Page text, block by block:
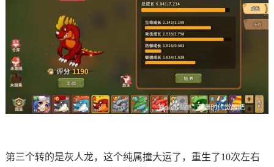
第三个转的是灰人龙，这个纯属撞大运了，重生了10次左右